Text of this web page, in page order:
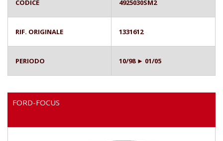
CODICE 4925030SM2
RIF. ORIGINALE 1331612
PERIODO 10/98 ► 01/05
FORD-FOCUS